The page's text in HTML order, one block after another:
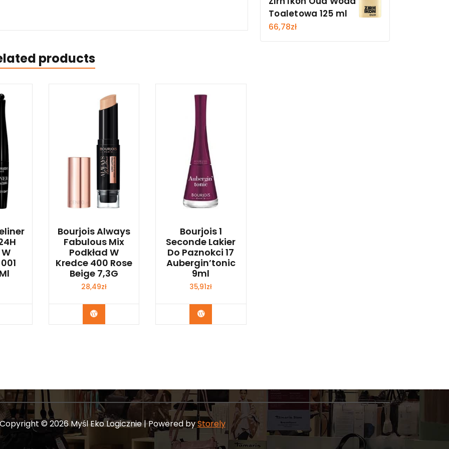
products
Bourjois Always
Fabulous Mix
Podkład W
Kredce 400 Rose
Beige 7,3G
28,49zł
Zobacz
Bourjois 1
Seconde Lakier
Do Paznokci 17
Aubergin’tonic
9ml
35,91zł
Zobacz
Toaletowa 125 ml
66,78zł
© 2026 Myśl Eko Logicznie | Powered byStorely